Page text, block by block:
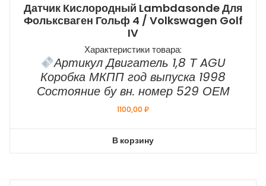
Датчик Кислородный Lambdasonde Для
Фольксваген Гольф 4 / Volkswagen Golf
IV
Характеристики товара:
Артикул Двигатель 1,8 Т AGU
Коробка МКПП год выпуска 1998
Состояние бу вн. номер 529 ОЕМ
1100,00₽
В корзину